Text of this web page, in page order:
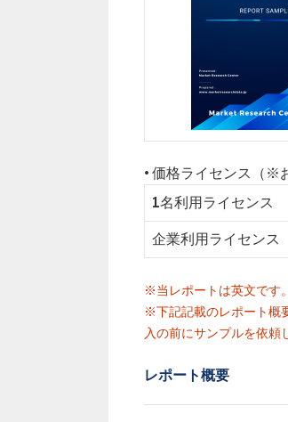
• 価格ライセンス（※
1名利用ライセンス
企業利用ライセンス
※当レポートは英文です
※下記記載のレポート概
入の前にサンプルを依頼
レポート概要